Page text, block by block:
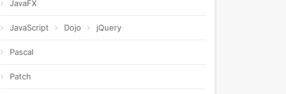
JavaFX
JavaScript Dojo jQuery
Pascal
Patch